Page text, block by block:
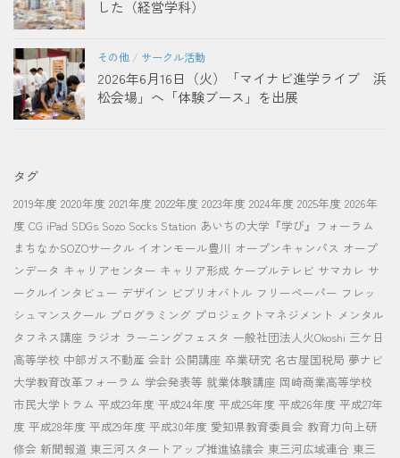
した（経営学科）
その他 / サークル活動
2026年6月16日（火）「マイナビ進学ライブ 浜
松会場」へ「体験ブース」を出展
タグ
2019年度 2020年度 2021年度 2022年度 2023年度 2024年度 2025年度 2026年
度 CG iPad SDGs Sozo Socks Station あいちの大学『学び』フォーラム
まちなかSOZOサークル イオンモール豊川 オープンキャンパス オープ
ンデータ キャリアセンター キャリア形成 ケーブルテレビ サマカレ サ
ークルインタビュー デザイン ビブリオバトル フリーペーパー フレッ
シュマンスクール プログラミング プロジェクトマネジメント メンタル
タフネス講座 ラジオ ラーニングフェスタ 一般社団法人火Okoshi 三ケ日
高等学校 中部ガス不動産 会計 公開講座 卒業研究 名古屋国税局 夢ナビ
大学教育改革フォーラム 学会発表等 就業体験講座 岡崎商業高等学校
市民大学トラム 平成23年度 平成24年度 平成25年度 平成26年度 平成27年
度 平成28年度 平成29年度 平成30年度 愛知県教育委員会 教育力向上研
修会 新聞報道 東三河スタートアップ推進協議会 東三河広域連合 東三